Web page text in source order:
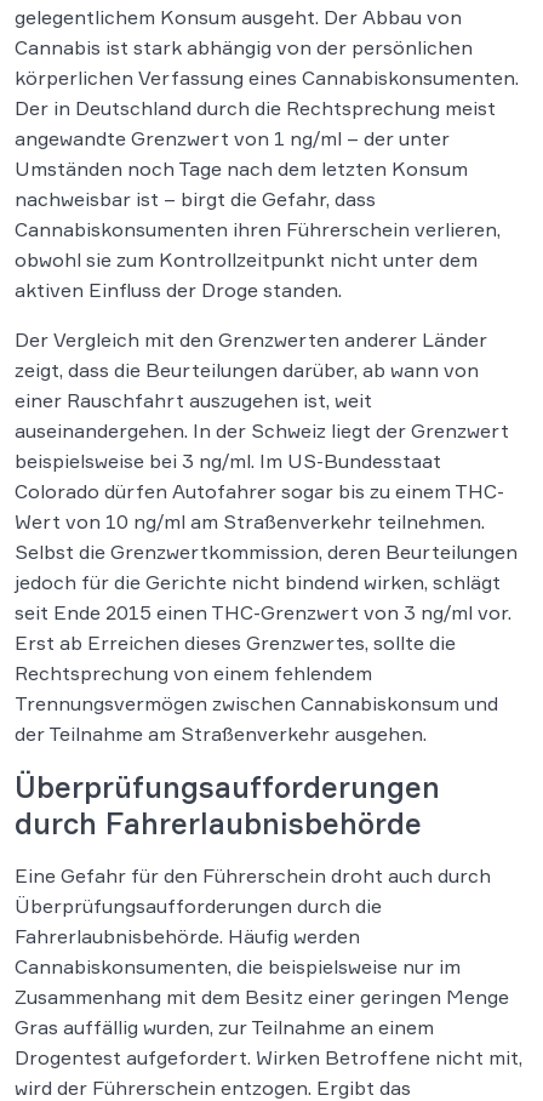
gelegentlichem Konsum ausgeht. Der Abbau von
Cannabis ist stark abhängig von der persönlichen
körperlichen Verfassung eines Cannabiskonsumenten.
Der in Deutschland durch die Rechtsprechung meist
angewandte Grenzwert von 1 ng/ml – der unter
Umständen noch Tage nach dem letzten Konsum
nachweisbar ist – birgt die Gefahr, dass
Cannabiskonsumenten ihren Führerschein verlieren,
obwohl sie zum Kontrollzeitpunkt nicht unter dem
aktiven Einfluss der Droge standen.
Der Vergleich mit den Grenzwerten anderer Länder
zeigt, dass die Beurteilungen darüber, ab wann von
einer Rauschfahrt auszugehen ist, weit
auseinandergehen. In der Schweiz liegt der Grenzwert
beispielsweise bei 3 ng/ml. Im US-Bundesstaat
Colorado dürfen Autofahrer sogar bis zu einem THC-
Wert von 10 ng/ml am Straßenverkehr teilnehmen.
Selbst die Grenzwertkommission, deren Beurteilungen
jedoch für die Gerichte nicht bindend wirken, schlägt
seit Ende 2015 einen THC-Grenzwert von 3 ng/ml vor.
Erst ab Erreichen dieses Grenzwertes, sollte die
Rechtsprechung von einem fehlendem
Trennungsvermögen zwischen Cannabiskonsum und
der Teilnahme am Straßenverkehr ausgehen.
Überprüfungsaufforderungen
durch Fahrerlaubnisbehörde
Eine Gefahr für den Führerschein droht auch durch
Überprüfungsaufforderungen durch die
Fahrerlaubnisbehörde. Häufig werden
Cannabiskonsumenten, die beispielsweise nur im
Zusammenhang mit dem Besitz einer geringen Menge
Gras auffällig wurden, zur Teilnahme an einem
Drogentest aufgefordert. Wirken Betroffene nicht mit,
wird der Führerschein entzogen. Ergibt das